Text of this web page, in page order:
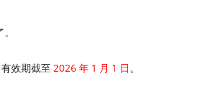
效期截至 2026 年 1 月 1 日 。